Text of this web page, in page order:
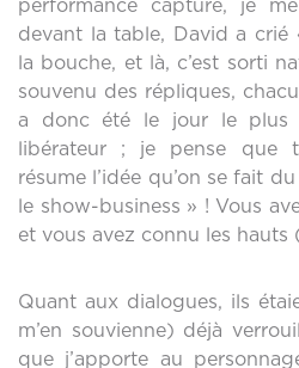
performance capture, je
devant la table, David a crié
la bouche, et là, c’est sorti
souvenu des répliques,
a donc été le jour le plus
libérateur ; je pense que
résume l’idée qu’on se fait
le show-business » ! Vous
et vous avez connu les hauts
Quant aux dialogues, ils
m’en souvienne) déjà
que j’apporte au